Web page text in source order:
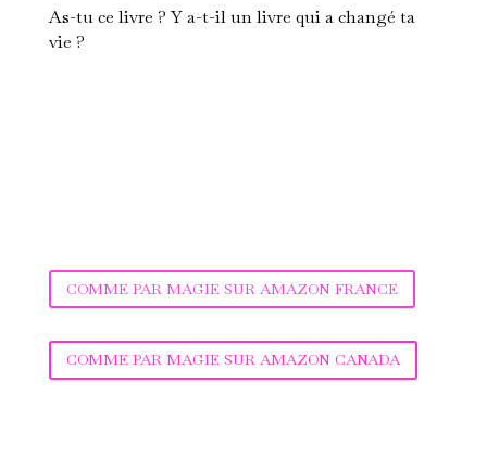
As-tu ce livre ? Y a-t-il un livre qui a changé ta
vie ?
COMME PAR MAGIE SUR AMAZON FRANCE
COMME PAR MAGIE SUR AMAZON CANADA